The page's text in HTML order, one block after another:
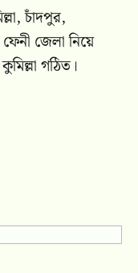
চাঁদপুর,
ফেনী জেলা নিয়ে
গঠিত।